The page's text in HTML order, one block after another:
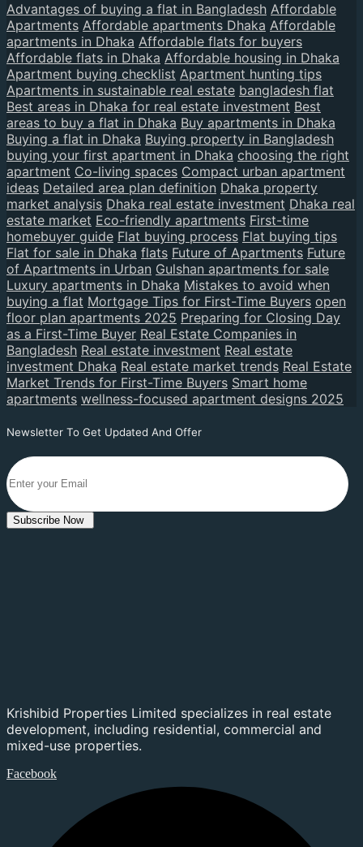
Advantages of buying a flat in Bangladesh Affordable
Apartments Affordable apartments Dhaka Affordable
apartments in Dhaka Affordable flats for buyers
Affordable flats in Dhaka Affordable housing in Dhaka
Apartment buying checklist Apartment hunting tips
Apartments in sustainable real estate bangladesh flat
Best areas in Dhaka for real estate investment Best
areas to buy a flat in Dhaka Buy apartments in Dhaka
Buying a flat in Dhaka Buying property in Bangladesh
buying your first apartment in Dhaka choosing the right
apartment Co-living spaces Compact urban apartment
ideas Detailed area plan definition Dhaka property
market analysis Dhaka real estate investment Dhaka real
estate market Eco-friendly apartments First-time
homebuyer guide Flat buying process Flat buying tips
Flat for sale in Dhaka flats Future of Apartments Future
of Apartments in Urban Gulshan apartments for sale
Luxury apartments in Dhaka Mistakes to avoid when
buying a flat Mortgage Tips for First-Time Buyers open
floor plan apartments 2025 Preparing for Closing Day
as a First-Time Buyer Real Estate Companies in
Bangladesh Real estate investment Real estate
investment Dhaka Real estate market trends Real Estate
Market Trends for First-Time Buyers Smart home
apartments wellness-focused apartment designs 2025
Newsletter To Get Updated And Offer
Subscribe Now
Krishibid Properties Limited specializes in real estate
development, including residential, commercial and
mixed-use properties.
Facebook